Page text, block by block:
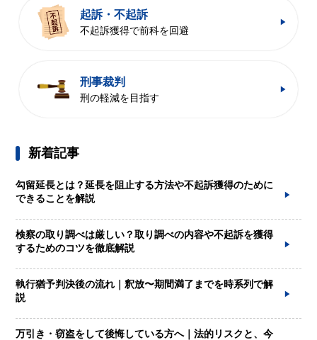
起訴・不起訴
不起訴獲得で前科を回避
刑事裁判
刑の軽減を目指す
新着記事
勾留延長とは？延長を阻止する方法や不起訴獲得のために
できることを解説
検察の取り調べは厳しい？取り調べの内容や不起訴を獲得
するためのコツを徹底解説
執行猶予判決後の流れ｜釈放〜期間満了までを時系列で解
説
万引き・窃盗をして後悔している方へ｜法的リスクと、今